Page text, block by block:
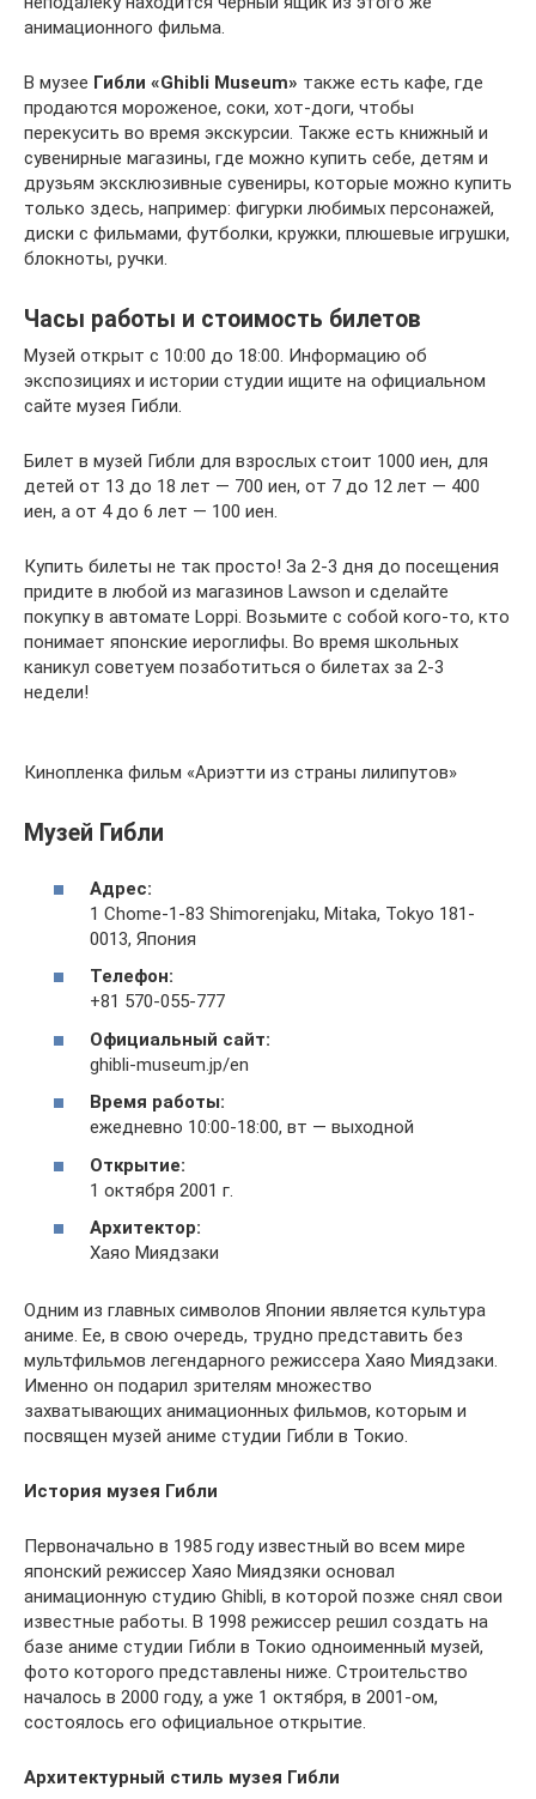
анимационного фильма.
В музее Гибли «Ghibli Museum» также есть кафе, где
продаются мороженое, соки, хот-доги, чтобы
перекусить во время экскурсии. Также есть книжный и
сувенирные магазины, где можно купить себе, детям и
друзьям эксклюзивные сувениры, которые можно купить
только здесь, например: фигурки любимых персонажей,
диски с фильмами, футболки, кружки, плюшевые игрушки,
блокноты, ручки.
Часы работы и стоимость билетов
Музей открыт с 10:00 до 18:00. Информацию об
экспозициях и истории студии ищите на официальном
сайте музея Гибли.
Билет в музей Гибли для взрослых стоит 1000 иен, для
детей от 13 до 18 лет — 700 иен, от 7 до 12 лет — 400
иен, а от 4 до 6 лет — 100 иен.
Купить билеты не так просто! За 2-3 дня до посещения
придите в любой из магазинов Lawson и сделайте
покупку в автомате Loppi. Возьмите с собой кого-то, кто
понимает японские иероглифы. Во время школьных
каникул советуем позаботиться о билетах за 2-3
недели!
Кинопленка фильм «Ариэтти из страны лилипутов»
Музей Гибли
Адрес:
1 Chome-1-83 Shimorenjaku, Mitaka, Tokyo 181-
0013, Япония
Телефон:
+81 570-055-777
Официальный сайт:
ghibli-museum.jp/en
Время работы:
ежедневно 10:00-18:00, вт — выходной
Открытие:
1 октября 2001 г.
Архитектор:
Хаяо Миядзаки
Одним из главных символов Японии является культура
аниме. Ее, в свою очередь, трудно представить без
мультфильмов легендарного режиссера Хаяо Миядзаки.
Именно он подарил зрителям множество
захватывающих анимационных фильмов, которым и
посвящен музей аниме студии Гибли в Токио.
История музея Гибли
Первоначально в 1985 году известный во всем мире
японский режиссер Хаяо Миядзяки основал
анимационную студию Ghibli, в которой позже снял свои
известные работы. В 1998 режиссер решил создать на
базе аниме студии Гибли в Токио одноименный музей,
фото которого представлены ниже. Строительство
началось в 2000 году, а уже 1 октября, в 2001-ом,
состоялось его официальное открытие.
Архитектурный стиль музея Гибли